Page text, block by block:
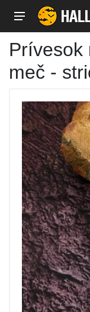
Prívesok
meč -